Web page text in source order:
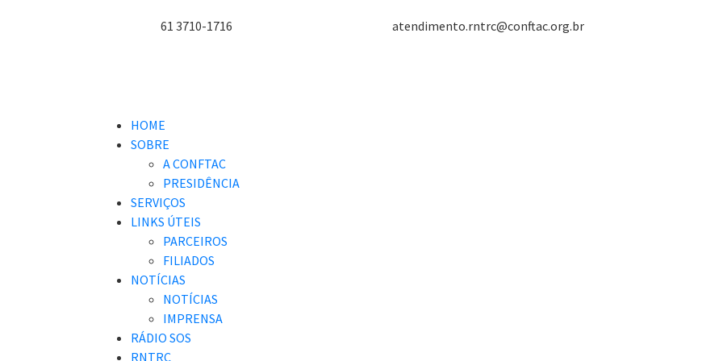
61 3710-1716 atendimento.rntrc@conftac.org.br
HOME
SOBRE
A CONFTAC
PRESIDÊNCIA
SERVIÇOS
LINKS ÚTEIS
PARCEIROS
FILIADOS
NOTÍCIAS
NOTÍCIAS
IMPRENSA
RÁDIO SOS
RNTRC